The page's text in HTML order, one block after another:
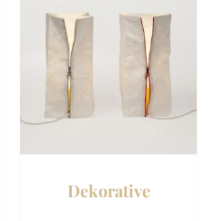
Dekorative
auf.